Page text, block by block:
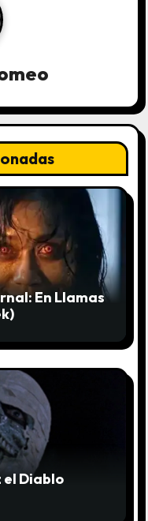
En Llamas
el Diablo